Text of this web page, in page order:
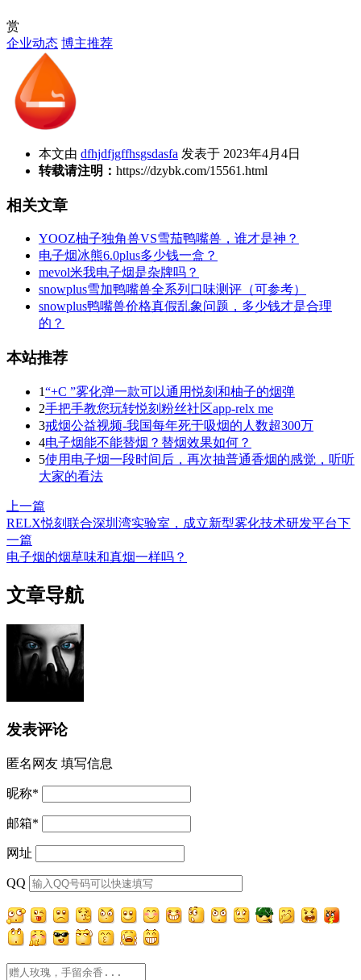
赏
企业动态 博主推荐
本文由 dfhjdfjgffhsgsdasfa 发表于 2023年4月4日
转载请注明： https://dzybk.com/15561.html
相关文章
YOOZ柚子独角兽VS雪茄鸭嘴兽，谁才是神？
电子烟冰熊6.0plus多少钱一盒？
mevol米我电子烟是杂牌吗？
snowplus雪加鸭嘴兽全系列口味测评（可参考）
snowplus鸭嘴兽价格真假乱象问题，多少钱才是合理
的？
本站推荐
1“+C ”雾化弹一款可以通用悦刻和柚子的烟弹
2手把手教您玩转悦刻粉丝社区app-relx me
3戒烟公益视频-我国每年死于吸烟的人数超300万
4电子烟能不能替烟？替烟效果如何？
5使用电子烟一段时间后，再次抽普通香烟的感觉，听听
大家的看法
上一篇
RELX悦刻联合深圳湾实验室，成立新型雾化技术研发平台下
一篇
电子烟的烟草味和真烟一样吗？
文章导航
发表评论
匿名网友 填写信息
昵称*
邮箱*
网址
QQ